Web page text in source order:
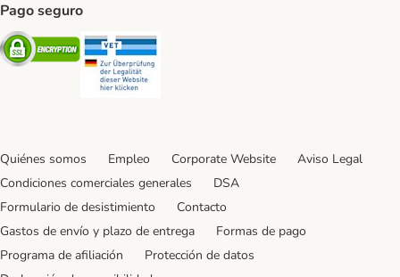
Pago seguro
Security
Quiénes somos Empleo Corporate Website
Aviso Legal
Condiciones comerciales generales
DSA
Formulario de desistimiento
Contacto
Gastos de envío y plazo de entrega
Formas de pago
Programa de afiliación
Protección de datos